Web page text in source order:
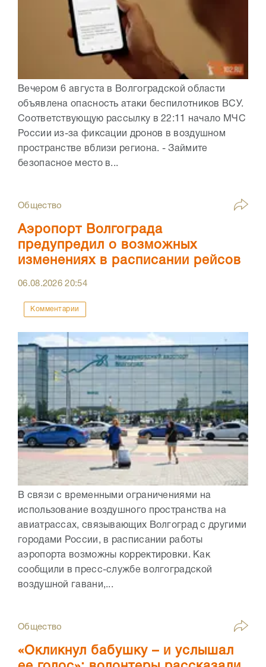
Вечером 6 августа в Волгоградской области
объявлена опасность атаки беспилотников ВСУ.
Соответствующую рассылку в 22:11 начало МЧС
России из-за фиксации дронов в воздушном
пространстве вблизи региона. - Займите
безопасное место в...
Общество
Аэропорт Волгограда
предупредил о возможных
изменениях в расписании рейсов
06.08.202620:54
Комментарии
В связи с временными ограничениями на
использование воздушного пространства на
авиатрассах, связывающих Волгоград с другими
городами России, в расписании работы
аэропорта возможны корректировки. Как
сообщили в пресс-службе волгоградской
воздушной гавани,...
Общество
«Окликнул бабушку – и услышал